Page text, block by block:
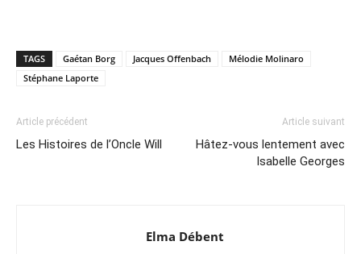
TAGS Gaétan Borg Jacques Offenbach
Mélodie Molinaro
Stéphane Laporte
Article précédent
Les Histoires de l’Oncle Will
Article suivant
Hâtez-vous lentement avec
Isabelle Georges
Elma Débent